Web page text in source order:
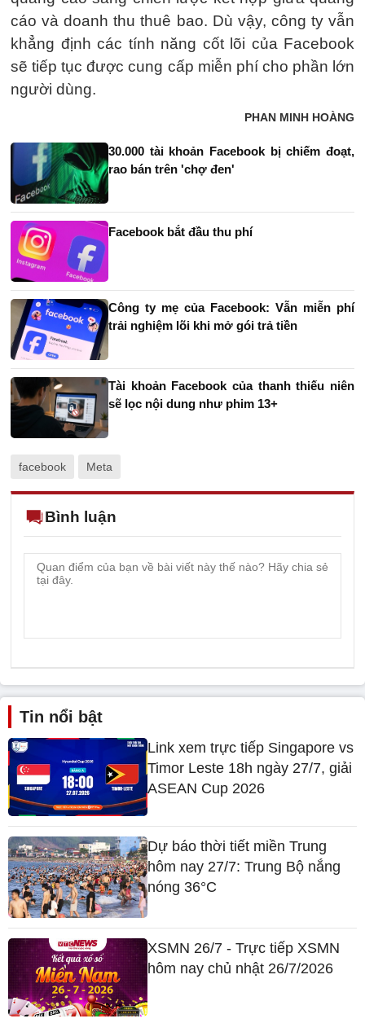
cáo và doanh thu thuê bao. Dù vậy, công ty vẫn
khẳng định các tính năng cốt lõi của Facebook
sẽ tiếp tục được cung cấp miễn phí cho phần lớn
người dùng.
PHAN MINH HOÀNG
30.000 tài khoản Facebook bị chiếm đoạt,
rao bán trên 'chợ đen'
Facebook bắt đầu thu phí
Công ty mẹ của Facebook: Vẫn miễn phí
trải nghiệm lõi khi mở gói trả tiền
Tài khoản Facebook của thanh thiếu niên
sẽ lọc nội dung như phim 13+
facebook Meta
Bình luận
Tin nổi bật
Link xem trực tiếp Singapore vs
Timor Leste 18h ngày 27/7, giải
ASEAN Cup 2026
Dự báo thời tiết miền Trung
hôm nay 27/7: Trung Bộ nắng
nóng 36°C
XSMN 26/7 - Trực tiếp XSMN
hôm nay chủ nhật 26/7/2026